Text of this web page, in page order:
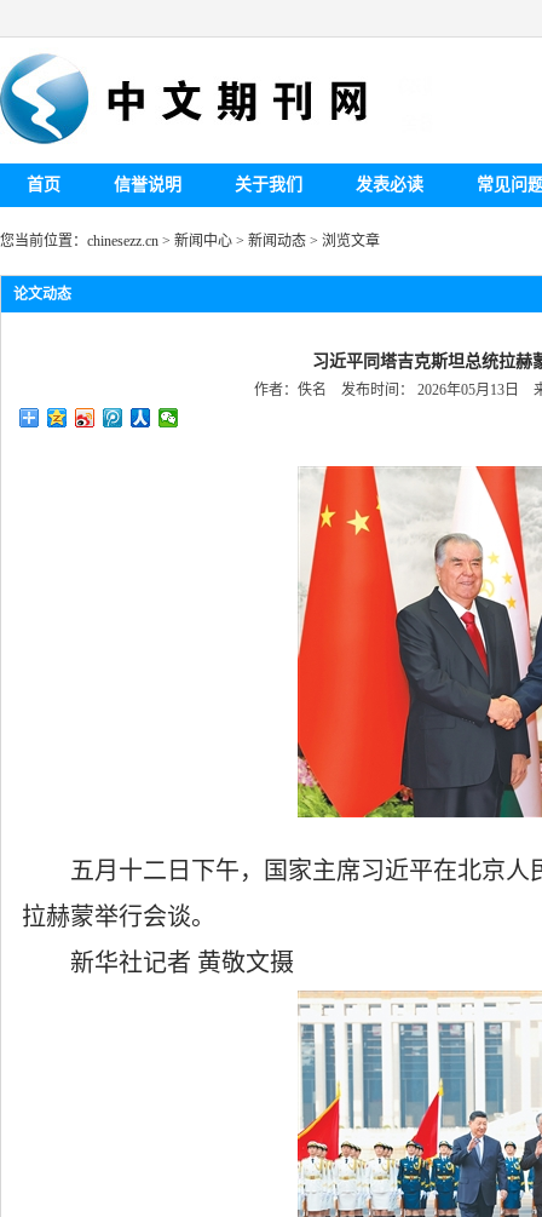
首页 信誉说明 关于我们 发表必读 常见问
您当前位置： chinesezz.cn > 新闻中心 > 新闻动态 > 浏览文章
论文动态
习近平同塔吉克斯坦总统拉赫
作者：佚名 发布时间： 2026年05月13日
五月十二日下午，国家主席习近平在北京人
拉赫蒙举行会谈。
新华社记者 黄敬文摄